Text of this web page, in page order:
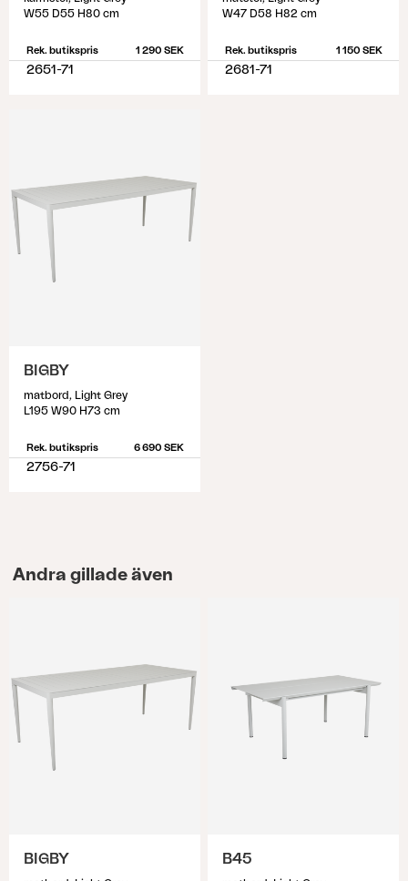
W55 D55 H80 cm
Rek. butikspris 1 290 SEK
2651-71
W47 D58 H82 cm
Rek. butikspris 1 150 SEK
2681-71
BIGBY
matbord, Light Grey
L195 W90 H73 cm
Rek. butikspris 6 690 SEK
2756-71
Andra gillade även
BIGBY B45